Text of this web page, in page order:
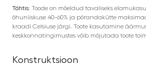
Tähtis: Toode on mõeldud tavaliseks
õhuniiskuse 40–60% ja põrandakütte
kraadi Celsiuse järgi. Toote kasutamine
keskkonnatingimustes võib mõjutada toote
Konstruktsioon